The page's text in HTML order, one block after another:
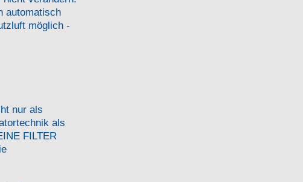
automatisch
möglich -
nur als
als
FILTER